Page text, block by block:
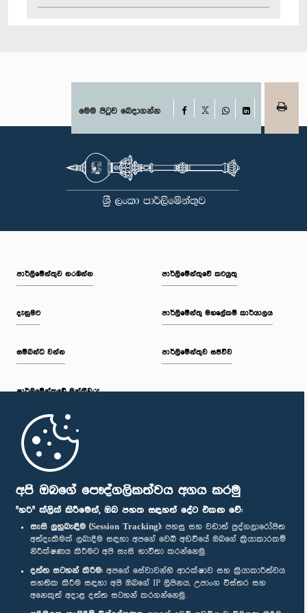
අපි ඔබගේ පෞද්ගලිකත්වය අගය කරමු
"හරි" ක්ලික් කිරීමෙන්, ඔබ පහත සඳහන් දේට එකඟ වේ:
සැසි ලුහුබැඳීම (Session Tracking): පහසු සහ වඩාත් පුද්ගලාරෝපිත
අත්දැකීමක් ලබාදීම සඳහා අපගේ වෙබ් අඩවියේ ඔබගේ ක්‍රියාකාරකම්
නිරීක්ෂණය කිරීමට අපි සැසි භාවිතා කරන්නෙමු.
දත්ත සටහන් කිරීම: අපගේ සේවාවන්හි ආරක්ෂාව සහ ක්‍රියාකාරීත්වය
සහතික කිරීම සඳහා අපි ඔබගේ IP ලිපිනය, උපාංග විස්තර සහ
අනෙකුත් අදාළ දත්ත සටහන් කරගන්නෙමු.
මෙම පිටුව බෙදාගන්න Facebook
WhatsAppLinkedIn
පාර්ලි‌මේන්තුව නරඹන්න
දැනුමට
සම්බන්ධ වන්න
පාර්ලි‌මේන්තුවේ මන්ත්‍රීවරු
මුල් පිටුව
පාර්ලිමේන්තුවේ කටයුතු
පාර්ලිමේන්තු මහලේකම් කාර්යාලය
පාර්ලිමේන්තුව සජීවීව
පාර්ලිමේන්තු ජංගම යෙදුම
අප හා සම්බන්ධ වී සිටින්න :
සම්මාන